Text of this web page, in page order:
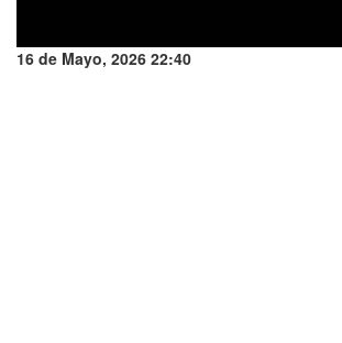
16 de Mayo, 2026 22:40